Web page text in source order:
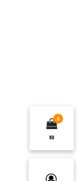
0
¥0